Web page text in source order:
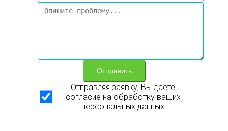
Отправить
Отправляя заявку, Вы даете
согласие на обработку ваших
персональных данных